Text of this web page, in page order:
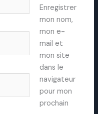
Enregistrer
mon nom,
mon e-
mail et
mon site
dans le
navigateur
pour mon
prochain